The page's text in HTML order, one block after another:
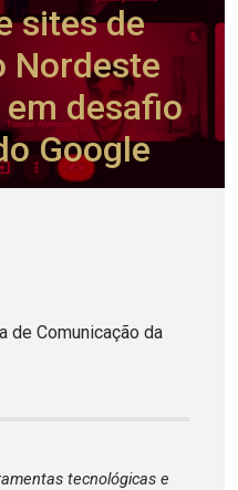
sites de
Nordeste
desafio
Google
de Comunicação da
tecnológicas e